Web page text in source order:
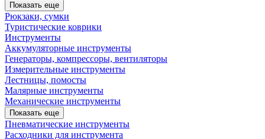
Показать еще
Рюкзаки, сумки
Туристические коврики
Инструменты
Аккумуляторные инструменты
Генераторы, компрессоры, вентиляторы
Измерительные инструменты
Лестницы, помосты
Малярные инструменты
Механические инструменты
Показать еще
Пневматические инструменты
Расходники для инструмента